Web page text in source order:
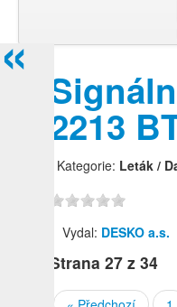
Přehled podle firmy
Přehled podle obsahu
2213
| Kategorie: Leták /
Vydal: DESKO a.s.
Strana 27z 34
«